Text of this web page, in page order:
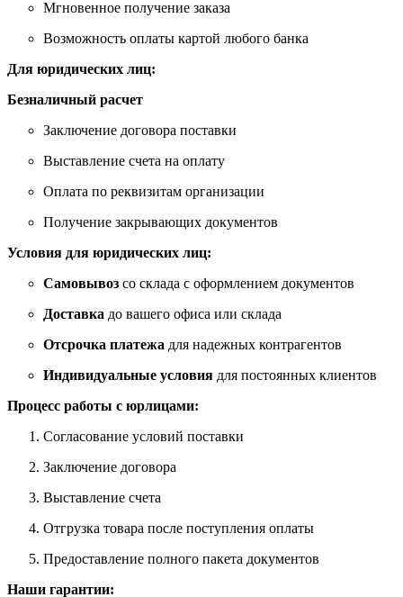
Мгновенное получение заказа
Возможность оплаты картой любого банка
Для юридических лиц:
Безналичный расчет
Заключение договора поставки
Выставление счета на оплату
Оплата по реквизитам организации
Получение закрывающих документов
Условия для юридических лиц:
Самовывоз со склада с оформлением документов
Доставка до вашего офиса или склада
Отсрочка платежа для надежных контрагентов
Индивидуальные условия для постоянных клиентов
Процесс работы с юрлицами:
Согласование условий поставки
Заключение договора
Выставление счета
Отгрузка товара после поступления оплаты
Предоставление полного пакета документов
Наши гарантии: